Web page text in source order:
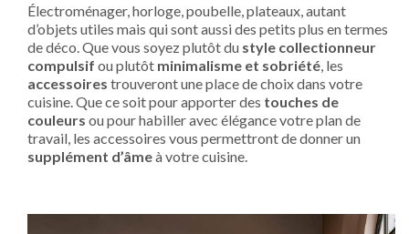
Électroménager, horloge, poubelle, plateaux, autant
d’objets utiles mais qui sont aussi des petits plus en termes
de déco. Que vous soyez plutôt du style collectionneur
compulsif ou plutôt minimalisme et sobriété, les
accessoires trouveront une place de choix dans votre
cuisine. Que ce soit pour apporter des touches de
couleurs ou pour habiller avec élégance votre plan de
travail, les accessoires vous permettront de donner un
supplément d’âmeà votre cuisine.